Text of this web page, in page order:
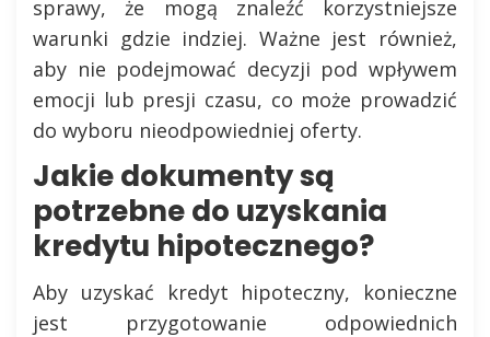
sprawy, że mogą znaleźć korzystniejsze
warunki gdzie indziej. Ważne jest również,
aby nie podejmować decyzji pod wpływem
emocji lub presji czasu, co może prowadzić
do wyboru nieodpowiedniej oferty.
Jakie dokumenty są
potrzebne do uzyskania
kredytu hipotecznego?
Aby uzyskać kredyt hipoteczny, konieczne
jest przygotowanie odpowiednich